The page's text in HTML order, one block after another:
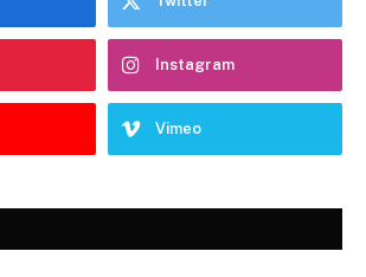
Instagram
Vimeo